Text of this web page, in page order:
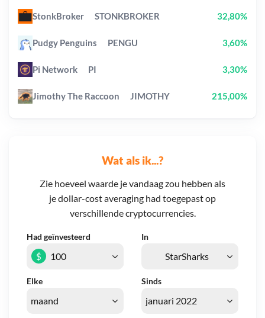
Wat als ik...?
Zie hoeveel waarde je vandaag zou hebben als
je dollar-cost averaging had toegepast op
verschillende cryptocurrencies.
Had geïnvesteerd In
Elke Sinds
$
StonkBroker STONKBROKER 32,80%
Pudgy Penguins PENGU 3,60%
Pi Network PI 3,30%
Jimothy The Raccoon JIMOTHY 215,00%